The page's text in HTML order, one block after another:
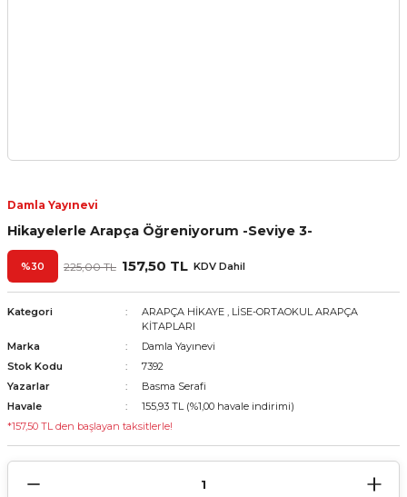
Damla Yayınevi
Hikayelerle Arapça Öğreniyorum -Seviye 3-
%30 225,00 TL 157,50 TL KDV Dahil
Kategori ARAPÇA HİKAYE , LİSE-ORTAOKUL ARAPÇA
KİTAPLARI
Marka
Damla Yayınevi
Stok Kodu
7392
Yazarlar
Basma Serafi
Havale
155,93 TL (%1,00 havale indirimi)
*157,50 TL den başlayan taksitlerle!